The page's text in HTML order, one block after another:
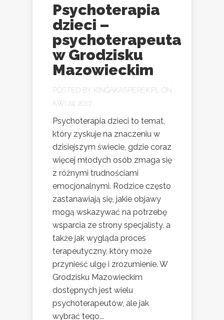
Psychoterapia
dzieci –
psychoterapeuta
w Grodzisku
Mazowieckim
POSTED BY KINGAKASPEREK.PL
ON
KWI 24, 2017
Psychoterapia dzieci to temat,
który zyskuje na znaczeniu w
dzisiejszym świecie, gdzie coraz
więcej młodych osób zmaga się
z różnymi trudnościami
emocjonalnymi. Rodzice często
zastanawiają się, jakie objawy
mogą wskazywać na potrzebę
wsparcia ze strony specjalisty, a
także jak wygląda proces
terapeutyczny, który może
przynieść ulgę i zrozumienie. W
Grodzisku Mazowieckim
dostępnych jest wielu
psychoterapeutów, ale jak
wybrać tego...